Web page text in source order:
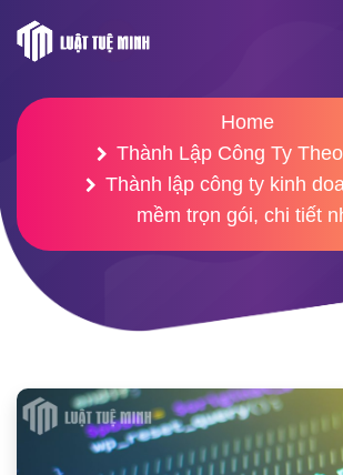
Home
Thành Lập Công Ty
Thành lập công ty kinh
mềm trọn gói, chi tiết